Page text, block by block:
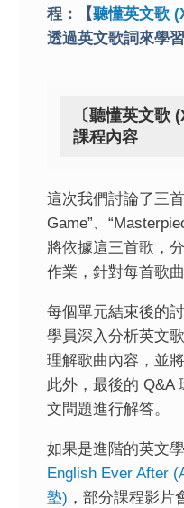
程：【聽懂英文歌
透過英文歌詞來學習
〔聽懂英文歌
課程內容
這次我們討論了三
Game”、
將依據這三首歌，
作業，針對每首歌
每個單元結束後的
學員深入分析英文
理解歌曲內容，並
此外，最後的 Q&A
文問題進行解答。
如果是進階的英文
English Ever After
塾) ，部分課程影片